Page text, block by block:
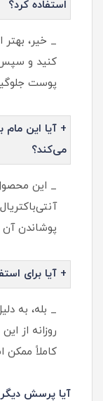
استفاده کرد؟
_ خیر،
کنید و سپس
پوست
+ آیا این مام
می‌کند؟
_ این
پوشاندن آن
+ آیا برای
_ بله، به
روزانه از
کاملاً
آیا پرسش